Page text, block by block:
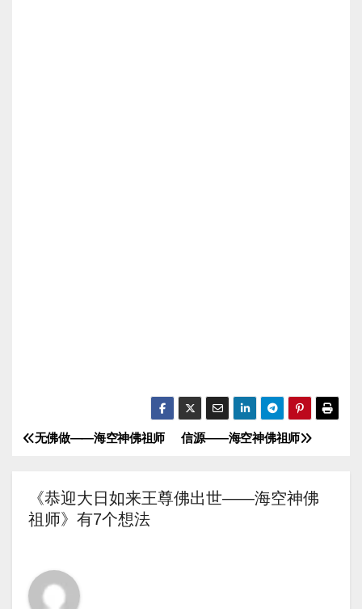
文
导
信源——海空神佛祖师
无佛做——海空神佛祖师
《恭迎大日如来王尊佛出世——海空神佛
祖师》有7个想法